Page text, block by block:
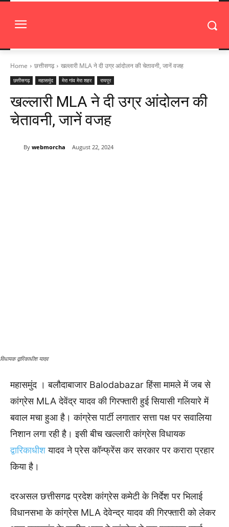
Home छत्तीसगढ़ खल्लारी MLA ने दी उग्र आंदोलन की चेतावनी, जानें वजह
छत्तीसगढ़ महासमुंद मेरा गांव मेरा शहर रायपुर
खल्लारी MLA ने दी उग्र आंदोलन की
चेतावनी, जानें वजह
By webmorcha August 22, 2024
विधायक द्वारिकाधीश यादव
महासमुंद । बलौदाबाजार Balodabazar हिंसा मामले में जब से
कांग्रेस MLA देवेंद्र यादव की गिरफ्तारी हुई सियासी गलियारे में
बवाल मचा हुआ है। कांग्रेस पार्टी लगातार सत्ता पक्ष पर सवालिया
निशान लगा रही है। इसी बीच खल्लारी कांग्रेस विधायक
द्वारिकाधीशयादव ने प्रेस कॉन्फ्रेंस कर सरकार पर करारा प्रहार
किया है।
दरअसल छत्तीसगढ प्रदेश कांग्रेस कमेटी के निर्देश पर भिलाई
विधानसभा के कांग्रेस MLA देवेन्द्र यादव की गिरफ्तारी को लेकर